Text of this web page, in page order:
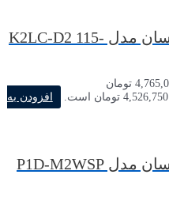
رله حفاظت موتور کلمسان مدل K2LC-D2 115-
قیمت اصلی 4,765,000 تومان
افزودن به
رله حفاظت موتور کلمسان مدل P1D-M2WSP